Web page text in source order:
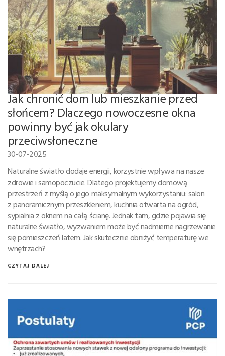
Jak chronić dom lub mieszkanie przed
słońcem? Dlaczego nowoczesne okna
powinny być jak okulary
przeciwsłoneczne
30-07-2025
Naturalne światło dodaje energii, korzystnie wpływa na nasze
zdrowie i samopoczucie. Dlatego projektujemy domową
przestrzeń z myślą o jego maksymalnym wykorzystaniu: salon
z panoramicznym przeszkleniem, kuchnia otwarta na ogród,
sypialnia z oknem na całą ścianę. Jednak tam, gdzie pojawia się
naturalne światło, wyzwaniem może być nadmierne nagrzewanie
się pomieszczeń latem. Jak skutecznie obniżyć temperaturę we
wnętrzach?
CZYTAJ DALEJ